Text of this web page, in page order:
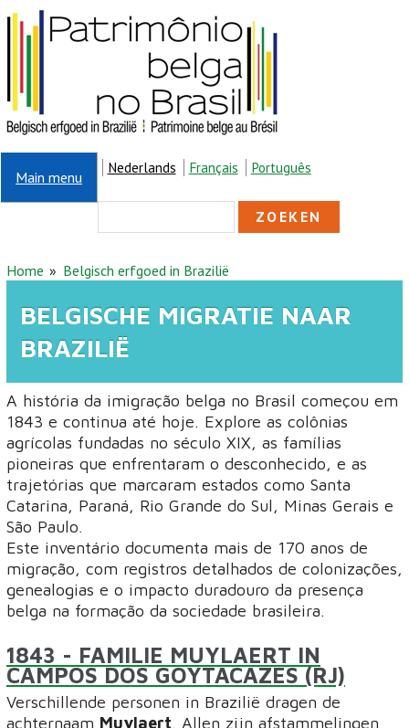
Overslaan en naar de inhoud gaan
Main menu
Nederlands Français Português
ZOEKVELD
U BENT HIER
Home Belgisch erfgoed in Brazilië
BELGISCHE MIGRATIE NAAR
BRAZILIË
A história da imigração belga no Brasil começou em
1843 e continua até hoje. Explore as colônias
agrícolas fundadas no século XIX, as famílias
pioneiras que enfrentaram o desconhecido, e as
trajetórias que marcaram estados como Santa
Catarina, Paraná, Rio Grande do Sul, Minas Gerais e
São Paulo.
Este inventário documenta mais de 170 anos de
migração, com registros detalhados de colonizações,
genealogias e o impacto duradouro da presença
belga na formação da sociedade brasileira.
1843 - FAMILIE MUYLAERT IN
CAMPOS DOS GOYTACAZES (RJ)
Verschillende personen in Brazilië dragen de
achternaam Muylaert. Allen zijn afstammelingen